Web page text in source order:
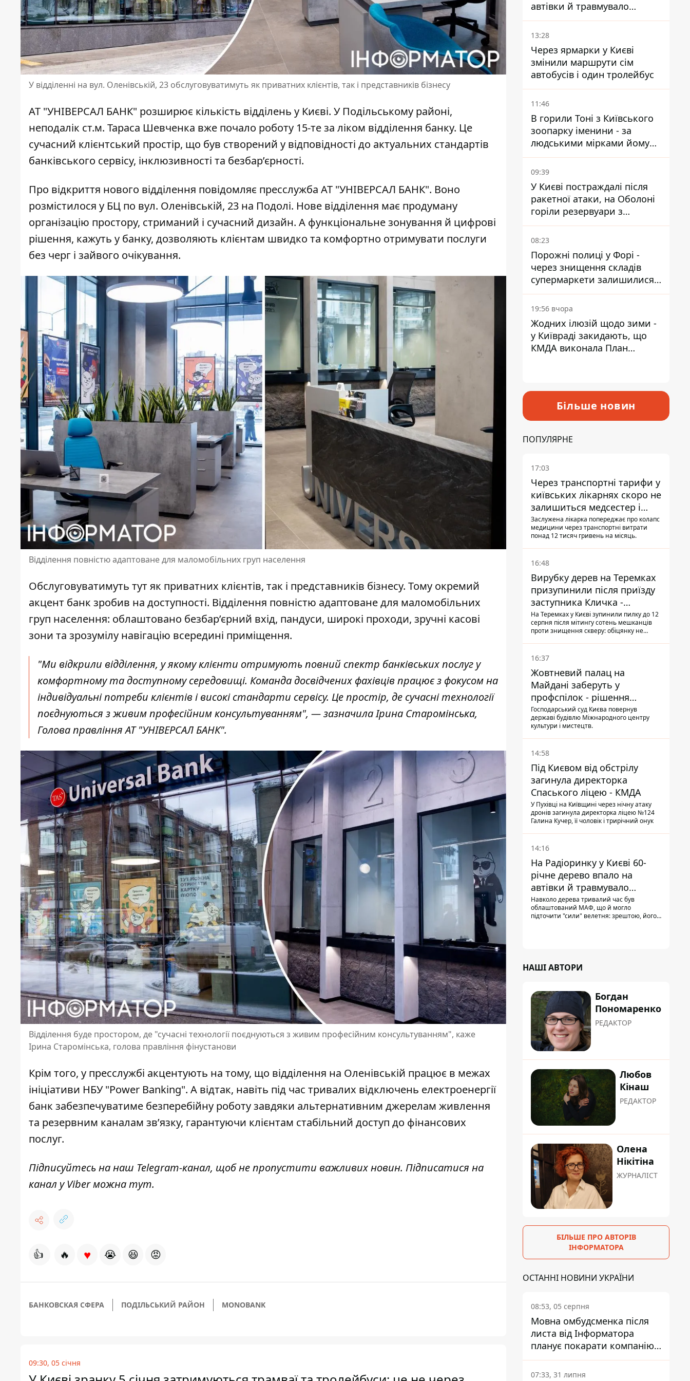
У відділенні на вул. Оленівській, 23 обслуговуватимуть як приватних клієнтів, так і представників бізнесу
АТ "УНІВЕРСАЛ БАНК" розширює кількість відділень у Києві. У Подільському районі,
неподалік ст.м. Тараса Шевченка вже почало роботу 15-те за ліком відділення банку. Це
сучасний клієнтський простір, що був створений у відповідності до актуальних стандартів
банківського сервісу, інклюзивності та безбар’єрності.
Про відкриття нового відділення повідомляє пресслужба АТ "УНІВЕРСАЛ БАНК". Воно
розмістилося у БЦ по вул. Оленівській, 23 на Подолі. Нове відділення має продуману
організацію простору, стриманий і сучасний дизайн. А функціональне зонування й цифрові
рішення, кажуть у банку, дозволяють клієнтам швидко та комфортно отримувати послуги
без черг і зайвого очікування.
Відділення повністю адаптоване для маломобільних груп населення
Обслуговуватимуть тут як приватних клієнтів, так і представників бізнесу. Тому окремий
акцент банк зробив на доступності. Відділення повністю адаптоване для маломобільних
груп населення: облаштовано безбар’єрний вхід, пандуси, широкі проходи, зручні касові
зони та зрозумілу навігацію всередині приміщення.
"Ми відкрили відділення, у якому клієнти отримують повний спектр банківських послуг у
комфортному та доступному середовищі. Команда досвідчених фахівців працює з фокусом на
індивідуальні потреби клієнтів і високі стандарти сервісу. Це простір, де сучасні технології
поєднуються з живим професійним консультуванням", — зазначила Ірина Старомінська,
Голова правління АТ "УНІВЕРСАЛ БАНК".
Відділення буде простором, де "сучасні технології поєднуються з живим професійним консультуванням", каже
Ірина Старомінська, голова правління фінустанови
Крім того, у пресслужбі акцентують на тому, що відділення на Оленівській працює в межах
ініціативи НБУ "Power Banking". А відтак, навіть під час тривалих відключень електроенергії
банк забезпечуватиме безперебійну роботу завдяки альтернативним джерелам живлення
та резервним каналам зв’язку, гарантуючи клієнтам стабільний доступ до фінансових
послуг.
Підписуйтесь на наш Telegram-канал, щоб не пропустити важливих новин. Підписатися на
канал у Viber можнатут.
👍 🔥 ♥ 😭 😆 😡
БАНКОВСКАЯ СФЕРА ПОДІЛЬСЬКИЙ РАЙОН MONOBANK
09:30, 05 січня
автівки й травмувало
людину - подробиці
13:28
Через ярмарки у Києві
змінили маршрути сім
автобусів і один тролейбус
11:46
В горили Тоні з Київського
зоопарку іменини - за
людськими мірками йому
вже понад 90 років
09:39
У Києві постраждалі після
ракетної атаки, на Оболоні
горіли резервуари з
паливом
08:23
Порожні полиці у Форі -
через знищення складів
супермаркети залишилися
без асортименту
19:56 вчора
Жодних ілюзій щодо зими -
у Київраді закидають, що
КМДА виконала План
Більше новин
ПОПУЛЯРНЕ
17:03
Через транспортні тарифи у
київських лікарнях скоро не
залишиться медсестер і
санітарок - професор
Голубовська
Заслужена лікарка попереджає про колапс
медицини через транспортні витрати
понад 12 тисяч гривень на місяць.
16:48
Вирубку дерев на Теремках
призупинили після приїзду
заступника Кличка -
почався діалог
На Теремках у Києві зупинили пилку до 12
серпня після мітингу сотень мешканців
проти знищення скверу: обіцянку не
прибув налагодити комунікацію
16:37
Жовтневий палац на
Майдані заберуть у
профспілок - рішення
Господарського суду
Господарський суд Києва повернув
державі будівлю Міжнародного центру
культури і мистецтв.
14:58
Під Києвом від обстрілу
загинула директорка
Спаського ліцею - КМДА
У Пухівці на Київщині через нічну атаку
дронів загинула директорка ліцею №124
Галина Кучер, її чоловік і трирічний онук
14:16
На Радіоринку у Києві 60-
річне дерево впало на
автівки й травмувало
людину - подробиці
Навколо дерева тривалий час був
облаштований МАФ, що й могло
підточити "сили" велетня: зрештою, його
НАШІ АВТОРИ
Богдан
Пономаренко
РЕДАКТОР
Любов
Кінаш
РЕДАКТОР
Олена
Нікітіна
ЖУРНАЛІСТ
БІЛЬШЕ ПРО АВТОРІВ
ІНФОРМАТОРА
ОСТАННІ НОВИНИ УКРАЇНИ
08:53, 05 серпня
Мовна омбудсменка після
листа від Інформатора
планує покарати компанію-
підрядника ПриватБанку
07:33, 31 липня